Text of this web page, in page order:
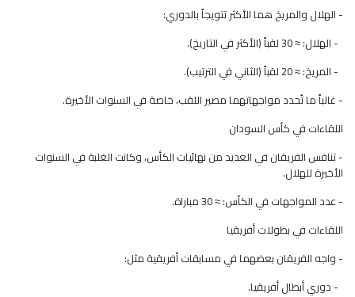
- الهلال والمريخ هما الأكثر تتويجاً بالدوري:
- الهلال: ≈ 30 لقباً (الأكثر في التاريخ).
- المريخ: ≈ 20 لقباً (الثاني في الترتيب).
- غالباً ما تُحدد مواجهاتهما مصير اللقب، خاصة في السنوات الأخيرة.
اللقاءات في كأس السودان
- تنافس الفريقان في العديد من نهائيات الكأس، وكانت الغلبة في السنوات
الأخيرة للهلال.
- عدد المواجهات في الكأس: ≈ 30 مباراة.
اللقاءات في بطولات أفريقيا
- واجه الفريقان بعضهما في مسابقات أفريقية مثل:
- دوري أبطال أفريقيا.